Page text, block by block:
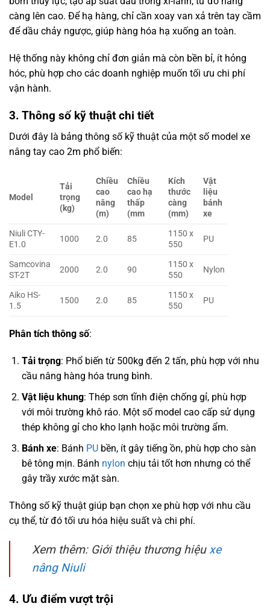
càng lên cao. Để hạ hàng, chỉ cần xoay van xả trên tay cầm
để dầu chảy ngược, giúp hàng hóa hạ xuống an toàn.
Hệ thống này không chỉ đơn giản mà còn bền bỉ, ít hỏng
hóc, phù hợp cho các doanh nghiệp muốn tối ưu chi phí
vận hành.
3. Thông số kỹ thuật chi tiết
Dưới đây là bảng thông số kỹ thuật của một số model xe
nâng tay cao 2m phổ biến:
Model
Tải
trọng
(kg)
Chiều
cao
nâng
(m)
Chiều
cao hạ
thấp
(mm
Kích
thước
càng
(mm)
Vật
liệu
bánh
xe
Niuli CTY-
E1.0
1000 2.0 85
1150 x
550
PU
Samcovina
ST-2T
2000 2.0 90
1150 x
550
Nylon
Aiko HS-
1.5
1500 2.0 85
1150 x
550
PU
Phân tích thông số:
Tải trọng: Phổ biến từ 500kg đến 2 tấn, phù hợp với nhu
cầu nâng hàng hóa trung bình.
Vật liệu khung: Thép sơn tĩnh điện chống gỉ, phù hợp
với môi trường khô ráo. Một số model cao cấp sử dụng
thép không gỉ cho kho lạnh hoặc môi trường ẩm.
Bánh xe: Bánh PUbền, ít gây tiếng ồn, phù hợp cho sàn
bê tông mịn. Bánh nylon chịu tải tốt hơn nhưng có thể
gây trầy xước mặt sàn.
Thông số kỹ thuật giúp bạn chọn xe phù hợp với nhu cầu
cụ thể, từ đó tối ưu hóa hiệu suất và chi phí.
Xem thêm: Giới thiệu thương hiệuxe
nâng Niuli
4. Ưu điểm vượt trội